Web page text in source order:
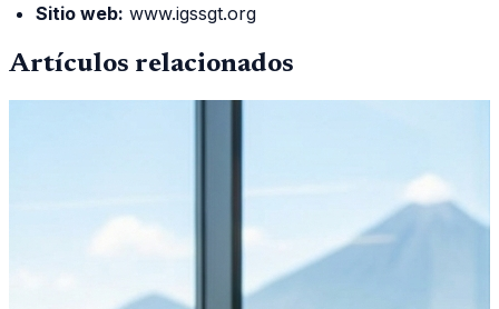
Sitio web: www.igssgt.org
Artículos relacionados